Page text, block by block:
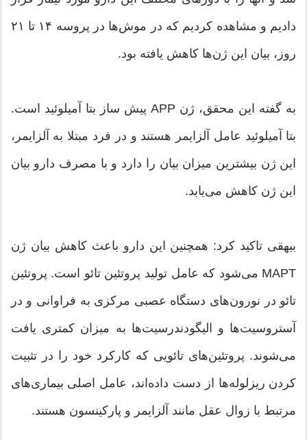
دادیم و مشاهده کردیم که در موش‌ها در پروسه ۱۴ تا ۲۱
روز، بیان این ژن‌ها کاهش یافته بود.
به گفته این محقق، ژن APP پیش ساز بتا آمیلوئید است.
بتا آمیلوئید عامل آلزایمر هستند و در فرد مبتلا به آلزایمر،
این ژن بیشترین میزان بیان را دارد و با مصرف دارو بیان
این ژن کاهش می‌یابد.
بیهقی تاکید کرد: همچنین این دارو باعث کاهش بیان ژن
MAPT می‌شود که عامل تولید پروتئین تائو است. پروتئین
تائو در نورون‌های دستگاه عصبی مرکزی به فراوانی و در
آستروسیت‌ها و الیگودندرسیت‌ها به میزان کمتری یافت
می‌شوند. پروتئین‌های تائویی که کارکرد خود را در تثبیت
کردن ریزلوله‌ها از دست داده‌اند، عامل اصلی بیماری‌های
مرتبط با زوال عقل مانند آلزایمر و پارکینسون هستند.